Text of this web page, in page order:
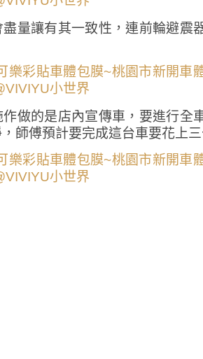
量讓有其一致性，連前輪避震
做的是店內宣傳車，要進行全
師傅預計要完成這台車要花上